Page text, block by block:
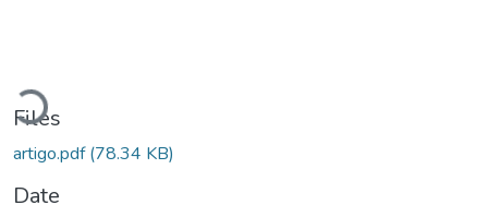
Loading...
Files
artigo.pdf(78.34 KB)
Date